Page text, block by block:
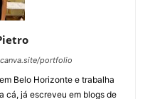
portfolio
Belo Horizonte e trabalha
cá, já escreveu em blogs de